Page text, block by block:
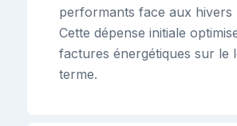
performants face aux hivers
Cette dépense initiale
factures énergétiques sur le
terme.